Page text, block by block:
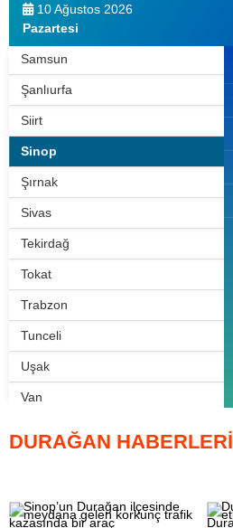
10 Ağustos 2026
Pazartesi
Sakarya
Samsun
Şanlıurfa
Siirt
Sinop
Şırnak
Sivas
Tekirdağ
Tokat
Trabzon
Tunceli
Uşak
Van
DURAĞAN HABERLERİ